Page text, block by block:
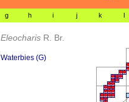
g h i j k l
Eleocharis R. Br.
Waterbies (G)